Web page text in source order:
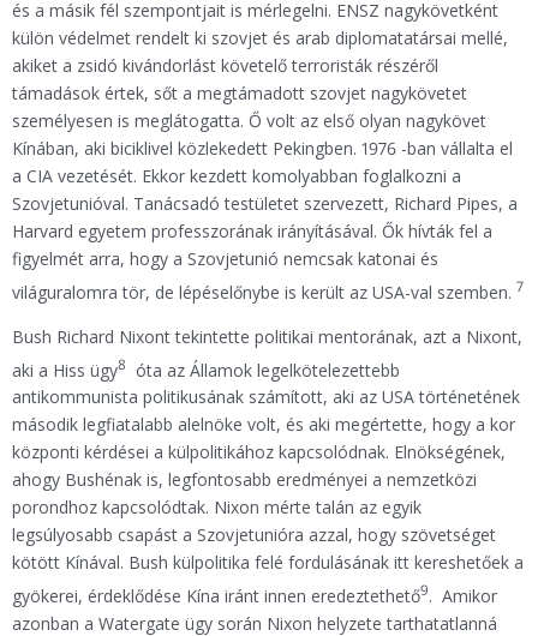
és a másik fél szempontjait is mérlegelni. ENSZ nagykövetként
külön védelmet rendelt ki szovjet és arab diplomatatársai mellé,
akiket a zsidó kivándorlást követelő terroristák részéről
támadások értek, sőt a megtámadott szovjet nagykövetet
személyesen is meglátogatta. Ő volt az első olyan nagykövet
Kínában, aki biciklivel közlekedett Pekingben. 1976 -ban vállalta el
a CIA vezetését. Ekkor kezdett komolyabban foglalkozni a
Szovjetunióval. Tanácsadó testületet szervezett, Richard Pipes, a
Harvard egyetem professzorának irányításával. Ők hívták fel a
figyelmét arra, hogy a Szovjetunió nemcsak katonai és
világuralomra tör, de lépéselőnybe is került az USA-val szemben. 7
Bush Richard Nixont tekintette politikai mentorának, azt a Nixont,
aki a Hiss ügy8
óta az Államok legelkötelezettebb
antikommunista politikusának számított, aki az USA történetének
második legfiatalabb alelnöke volt, és aki megértette, hogy a kor
központi kérdései a külpolitikához kapcsolódnak. Elnökségének,
ahogy Bushénak is, legfontosabb eredményei a nemzetközi
porondhoz kapcsolódtak. Nixon mérte talán az egyik
legsúlyosabb csapást a Szovjetunióra azzal, hogy szövetséget
kötött Kínával. Bush külpolitika felé fordulásának itt kereshetőek a
gyökerei, érdeklődése Kína iránt innen eredeztethető9. Amikor
azonban a Watergate ügy során Nixon helyzete tarthatatlanná